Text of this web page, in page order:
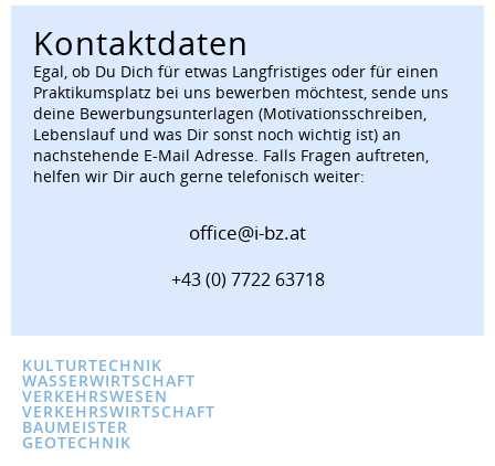
Kontaktdaten
Egal, ob Du Dich für etwas Langfristiges oder für einen
Praktikumsplatz bei uns bewerben möchtest, sende uns
deine Bewerbungsunterlagen (Motivationsschreiben,
Lebenslauf und was Dir sonst noch wichtig ist) an
nachstehende E-Mail Adresse. Falls Fragen auftreten,
helfen wir Dir auch gerne telefonisch weiter:
office@i-bz.at
+43 (0) 7722 63718
KULTURTECHNIK
WASSERWIRTSCHAFT
VERKEHRSWESEN
VERKEHRSWIRTSCHAFT
BAUMEISTER
GEOTECHNIK